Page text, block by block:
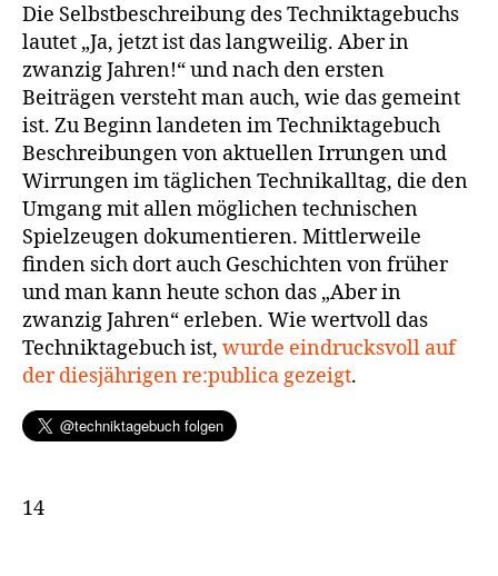
Die Selbstbeschreibung des Techniktagebuchs
lautet „Ja, jetzt ist das langweilig. Aber in
zwanzig Jahren!“ und nach den ersten
Beiträgen versteht man auch, wie das gemeint
ist. Zu Beginn landeten im Techniktagebuch
Beschreibungen von aktuellen Irrungen und
Wirrungen im täglichen Technikalltag, die den
Umgang mit allen möglichen technischen
Spielzeugen dokumentieren. Mittlerweile
finden sich dort auch Geschichten von früher
und man kann heute schon das „Aber in
zwanzig Jahren“ erleben. Wie wertvoll das
Techniktagebuch ist, wurde eindrucksvoll auf
der diesjährigen re:publica gezeigt.
14